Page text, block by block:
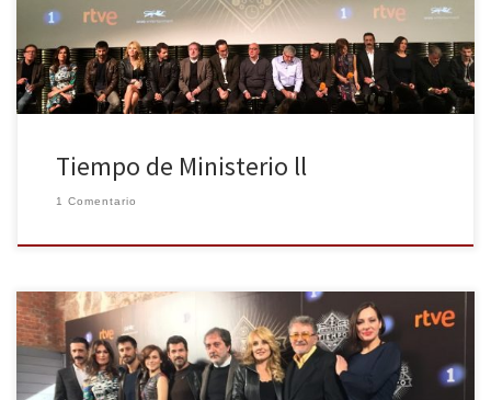
protagonistas se tendrán que enfrentar en […]
Tiempo de Ministerio ll
1 Comentario
Regresa la serie de TVE fenómeno en redes sociales y crítica: El